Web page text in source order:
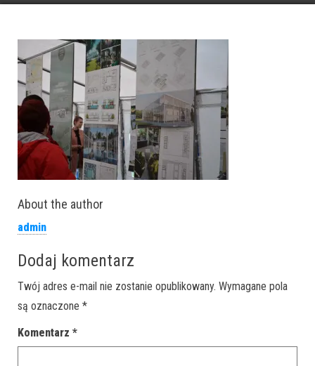
About the author
admin
Dodaj komentarz
Twój adres e-mail nie zostanie opublikowany. Wymagane pola
są oznaczone *
Komentarz *